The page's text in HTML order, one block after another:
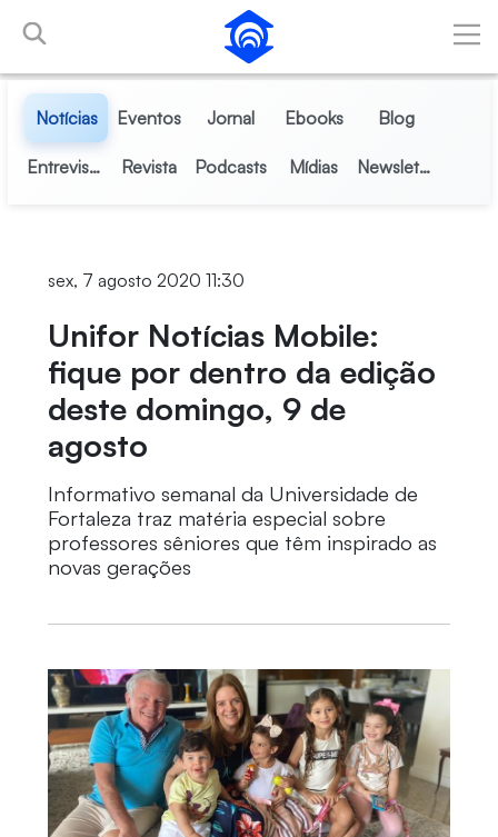
Pular para o Conteúdo principal
Notícias Eventos Jornal Ebooks Blog
Entrevistas Revista Podcasts Mídias Newsletter
sex, 7 agosto 2020 11:30
Unifor Notícias Mobile:
fique por dentro da edição
deste domingo, 9 de
agosto
Informativo semanal da Universidade de
Fortaleza traz matéria especial sobre
professores sêniores que têm inspirado as
novas gerações